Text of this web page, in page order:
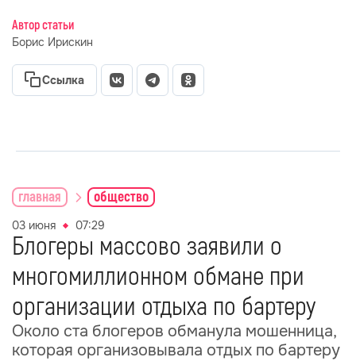
Автор статьи
Борис Ирискин
Ссылка
главная общество
03 июня 07:29
Блогеры массово заявили о
многомиллионном обмане при
организации отдыха по бартеру
Около ста блогеров обманула мошенница,
которая организовывала отдых по бартеру